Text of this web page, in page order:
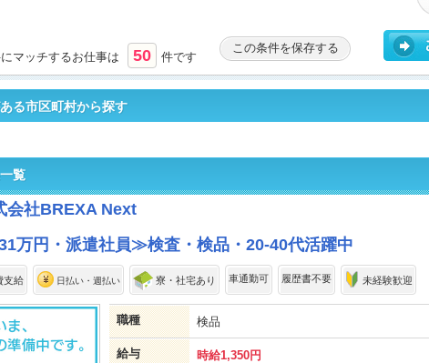
マッチするお仕事は 50 件です
この条件を保存する
る市区町村から探す
覧
会社BREXA Next
万円・派遣社員≫検査・検品・20-40代活躍中
支給 日払い・週払い 寮・社宅あり 車通勤可 履歴書不要 未経験歓迎
職種 検品
給与 時給1,350円